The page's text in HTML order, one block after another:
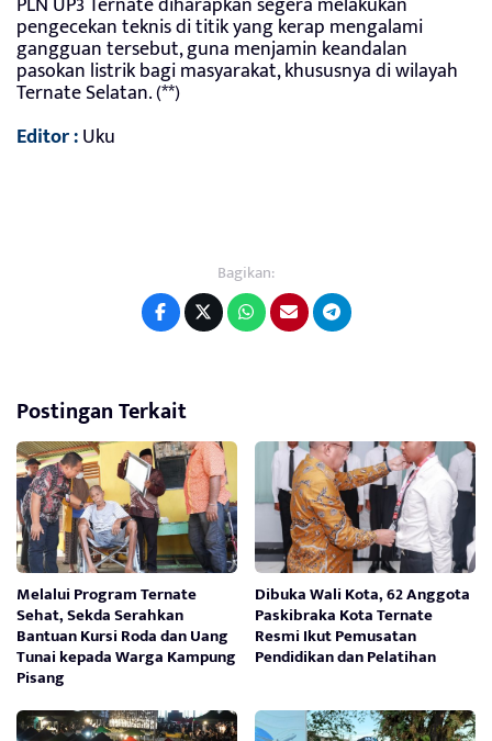
pengecekan teknis di titik yang kerap mengalami
gangguan tersebut, guna menjamin keandalan
pasokan listrik bagi masyarakat, khususnya di wilayah
Ternate Selatan. (**)
Editor :Uku
Bagikan:
Postingan Terkait
Melalui Program Ternate
Sehat, Sekda Serahkan
Bantuan Kursi Roda dan Uang
Tunai kepada Warga Kampung
Pisang
Dibuka Wali Kota, 62 Anggota
Paskibraka Kota Ternate
Resmi Ikut Pemusatan
Pendidikan dan Pelatihan